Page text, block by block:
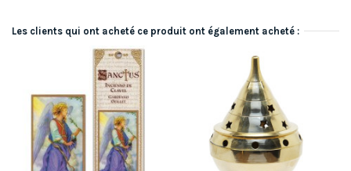
Les clients qui ont acheté ce produit ont également acheté :